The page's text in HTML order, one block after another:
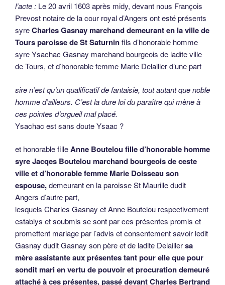
l’acte : Le 20 avril 1603 après midy, devant nous François
Prevost notaire de la cour royal d’Angers ont esté présents
syreCharles Gasnay marchand demeurant en la ville de
Tours paroisse de St Saturninfils d’honorable homme
syre Ysachac Gasnay marchand bourgeois de ladite ville
de Tours, et d’honorable femme Marie Delailler d’une part
sire n’est qu’un qualificatif de fantaisie, tout autant que noble
homme d’ailleurs. C’est la dure loi du paraître qui mène à
ces pointes d’orgueil mal placé.
Ysachac est sans doute Ysaac ?
et honorable filleAnne Boutelou fille d’honorable homme
syre Jacqes Boutelou marchand bourgeois de ceste
ville et d’honorable femme Marie Doisseau son
espouse,demeurant en la paroisse St Maurille dudit
Angers d’autre part,
lesquels Charles Gasnay et Anne Boutelou respectivement
establys et soubmis se sont par ces présentes promis et
promettent mariage par l’advis et consentement savoir ledit
Gasnay dudit Gasnay son père et de ladite Delaillersa
mère assistante aux présentes tant pour elle que pour
sondit mari en vertu de pouvoir et procuration demeuré
attaché à ces présentes, passé devant Charles Bertrand